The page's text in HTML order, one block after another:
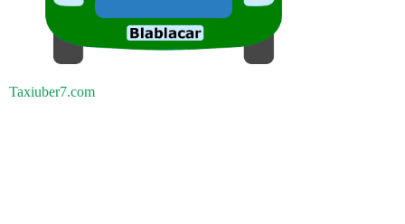
Taxiuber7.com